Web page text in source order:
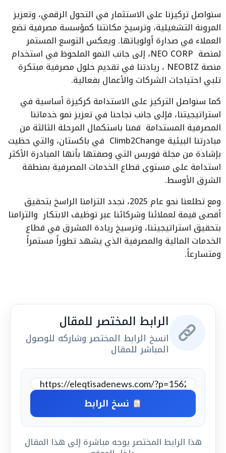
سنواصل تركيزنا على الاستثمار في التحول الرقمي، وتعزيز
المرونة التشغيلية، وترسيخ مكانتنا كمؤسسة مصرفية تضع
العملاء في صدارة أولوياتها. ويعكس التوسع المستمر
لمنصة NEO CORP، إلى جانب النمو الملحوظ في استخدام
منصة NEOBIZ ، ريادتنا في تقديم حلول مصرفية مبتكرة
تلبي احتياجات الشركات والأعمال بفعالية.
كما سنواصل التركيز على الاستدامة كركيزة أساسية في
استراتيجيتنا، فإلى جانب نجاحنا في تعزيز نمو خدماتنا
المصرفية المستدامة قمنا باستكمال المرحلة الثالثة من
مبادرتنا البيئية Climb2Change في باكستان، والتي حظيت
بإشادة من مجلة فوربس التي وصفتها بأنها المبادرة الأكثر
استدامة على مستوى قطاع الخدمات المصرفية بمنطقة
الشرق الأوسط.
ومع تطلعنا نحو عام 2025، نجدد التزامنا الراسخ بتحقيق
أقصى قيمة لعملائنا وشركائنا عبر توظيف الابتكار والتزامنا
بتحقيق استراتيجيتنا، وترسيخ ريادة المشرق في قطاع
الخدمات المالية والمصرفية الذي يشهد تطوراً مستمراً
ومتسارعاً.
الرابط المختصر للمقال
انسخ الرابط المختصر وشاركه للوصول
المباشر للمقال
نسخ الرابط
هذا الرابط المختصر يوجه مباشرة إلى هذا المقال